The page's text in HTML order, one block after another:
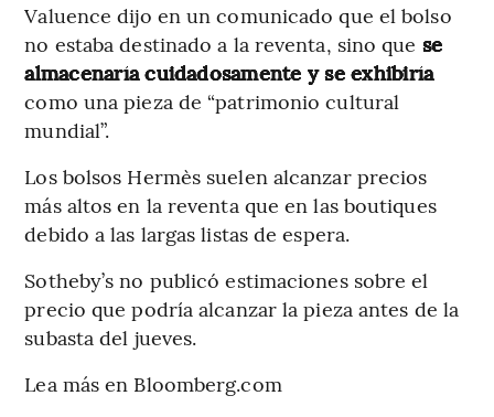
Valuence dijo en un comunicado que el bolso
no estaba destinado a la reventa, sino que se
almacenaría cuidadosamente y se exhibiría
como una pieza de “patrimonio cultural
mundial”.
Los bolsos Hermès suelen alcanzar precios
más altos en la reventa que en las boutiques
debido a las largas listas de espera.
Sotheby’s no publicó estimaciones sobre el
precio que podría alcanzar la pieza antes de la
subasta del jueves.
Lea más en Bloomberg.com